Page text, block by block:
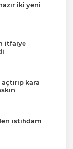
iki yeni
itfaiye
kara
istihdam